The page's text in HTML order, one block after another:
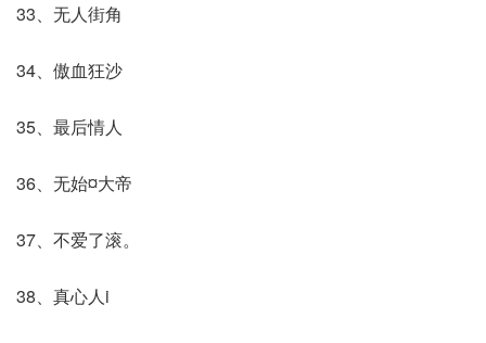
33、无人街角
34、傲血狂沙
35、最后情人
36、无始¤大帝
37、不爱了滚。
38、真心人i